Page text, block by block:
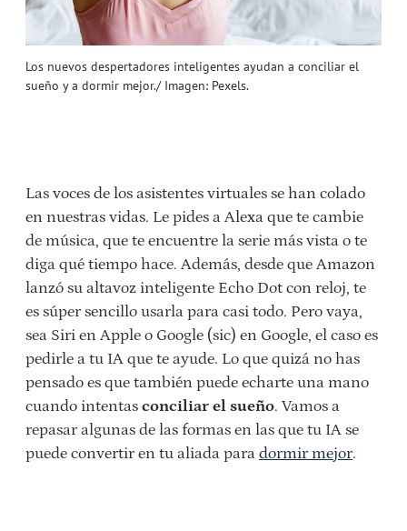
Los nuevos despertadores inteligentes ayudan a conciliar el
sueño y a dormir mejor./ Imagen: Pexels.
Las voces de los asistentes virtuales se han colado
en nuestras vidas. Le pides a Alexa que te cambie
de música, que te encuentre la serie más vista o te
diga qué tiempo hace. Además, desde que Amazon
lanzó su altavoz inteligente Echo Dot con reloj, te
es súper sencillo usarla para casi todo. Pero vaya,
sea Siri en Apple o Google (sic) en Google, el caso es
pedirle a tu IA que te ayude. Lo que quizá no has
pensado es que también puede echarte una mano
cuando intentas conciliar el sueño. Vamos a
repasar algunas de las formas en las que tu IA se
puede convertir en tu aliada para dormir mejor.